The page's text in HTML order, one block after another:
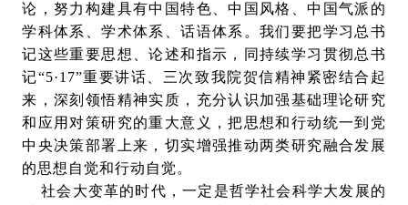
论，努力构建具有中国特色、中国风格、中国气派的
学科体系、学术体系、话语体系。我们要把学习总书
记这些重要思想、论述和指示，同持续学习贯彻总书
记“5·17”重要讲话、三次致我院贺信精神紧密结合起
来，深刻领悟精神实质，充分认识加强基础理论研究
和应用对策研究的重大意义，把思想和行动统一到党
中央决策部署上来，切实增强推动两类研究融合发展
的思想自觉和行动自觉。
社会大变革的时代，一定是哲学社会科学大发展的